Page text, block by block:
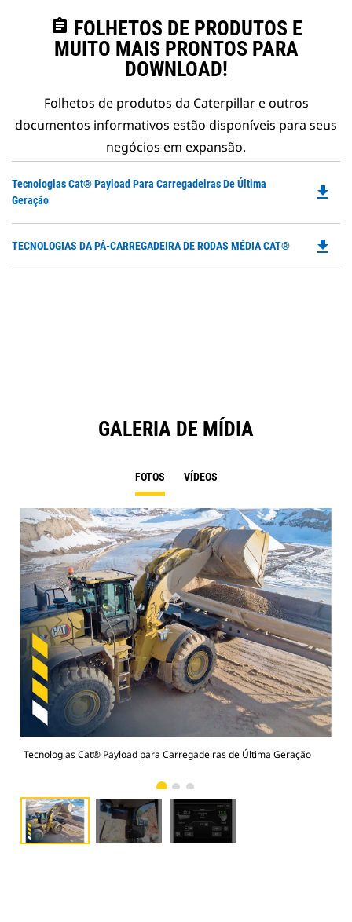
assignment FOLHETOS DE PRODUTOS E
MUITO MAIS PRONTOS PARA
DOWNLOAD!
Folhetos de produtos da Caterpillar e outros
documentos informativos estão disponíveis para seus
negócios em expansão.
Tecnologias Cat® Payload Para Carregadeiras De Última
Geração
file_download
TECNOLOGIAS DA PÁ-CARREGADEIRA DE RODAS MÉDIA CAT® file_download
GALERIA DE MÍDIA
FOTOS VÍDEOS
Tecnologias Cat® Payload para Carregadeiras de Última Geração